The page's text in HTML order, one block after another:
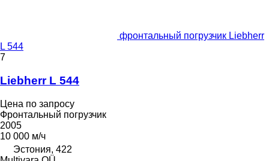
фронтальный погрузчик Liebherr
L 544
7
Liebherr L 544
Цена по запросу
Фронтальный погрузчик
2005
10 000 м/ч
Эстония, 422